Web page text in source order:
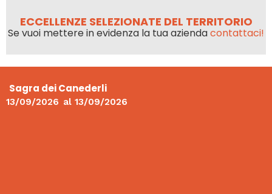
ECCELLENZE SELEZIONATE DEL TERRITORIO
Se vuoi mettere in evidenza la tua aziendacontattaci!
Sagra dei Canederli
13/09/2026 al 13/09/2026